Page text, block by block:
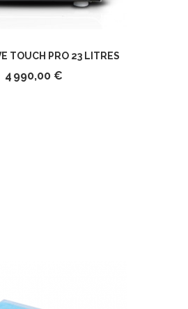
TOUCH PRO 23 LITRES
4 990,00 €